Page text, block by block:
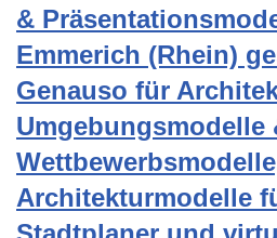
&
Emmerich (Rhein)
Genauso für
Umgebungsmodelle
Architekturmodelle